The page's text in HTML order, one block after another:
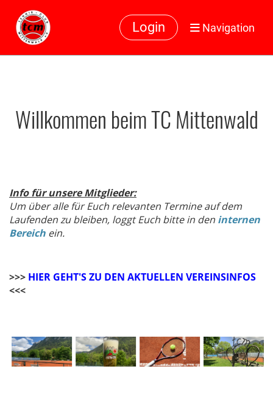
Login Navigation
Willkommen beim TC Mittenwald
Info für unsere Mitglieder:
Um über alle für Euch relevanten Termine auf dem
Laufenden zu bleiben, loggt Euch bitte in den internen
Bereich ein.
>>> HIER GEHT'S ZU DEN AKTUELLEN VEREINSINFOS
<<<